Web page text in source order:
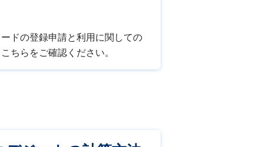
ドの登録申請と利用に関しての
ちらをご確認ください。